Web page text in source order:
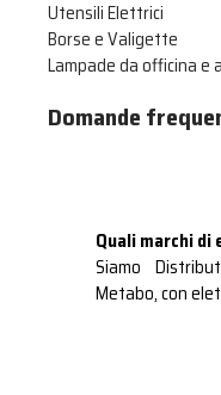
Utensili Elettrici
Borse e Valigette
Lampade da officina e
Domande
Quali marchi
Siamo
Metabo, con